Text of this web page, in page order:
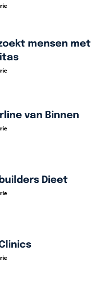
mensen met
van Binnen
Dieet